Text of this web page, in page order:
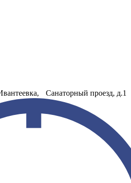
Санаторный проезд, д.1